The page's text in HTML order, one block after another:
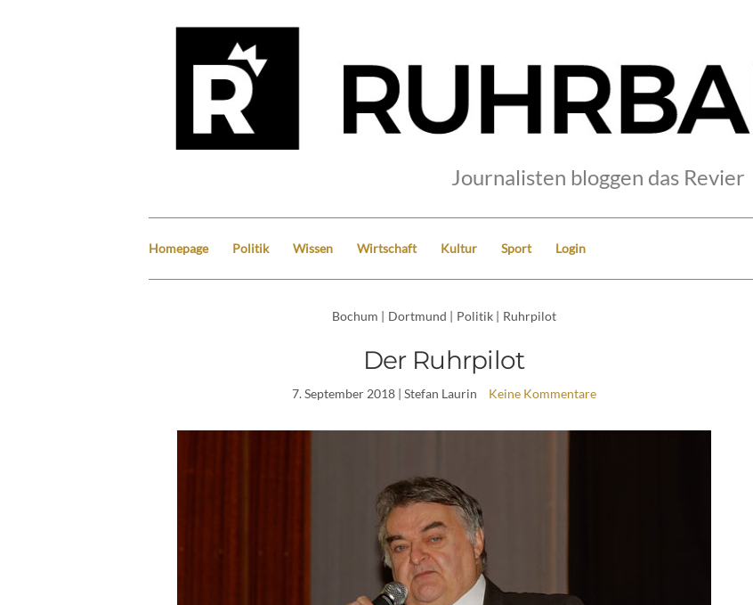
Journalisten bloggen das Revier
Homepage Politik Wissen Wirtschaft Kultur Sport Login
Bochum | Dortmund | Politik | Ruhrpilot
Der Ruhrpilot
7. September 2018| Stefan Laurin Keine Kommentare